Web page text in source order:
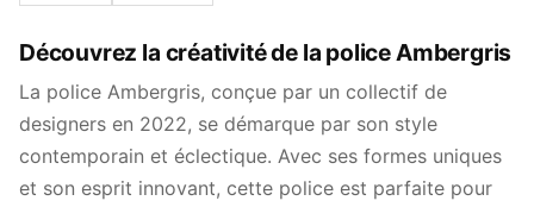
Découvrez la créativité de la police Ambergris
La police Ambergris, conçue par un collectif de
designers en 2022, se démarque par son style
contemporain et éclectique. Avec ses formes uniques
et son esprit innovant, cette police est parfaite pour